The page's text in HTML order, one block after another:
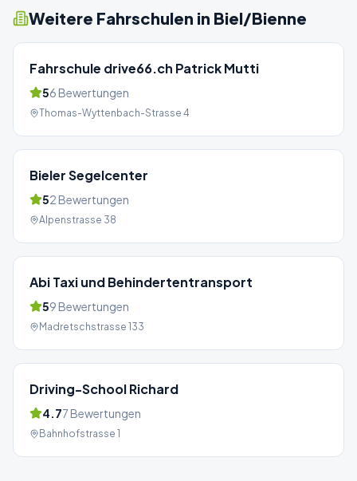
Weitere Fahrschulen in Biel/Bienne
Fahrschule drive66.ch Patrick Mutti
56 Bewertungen
Thomas-Wyttenbach-Strasse 4
Bieler Segelcenter
52 Bewertungen
Alpenstrasse 38
Abi Taxi und Behindertentransport
59 Bewertungen
Madretschstrasse 133
Driving-School Richard
4.77 Bewertungen
Bahnhofstrasse 1